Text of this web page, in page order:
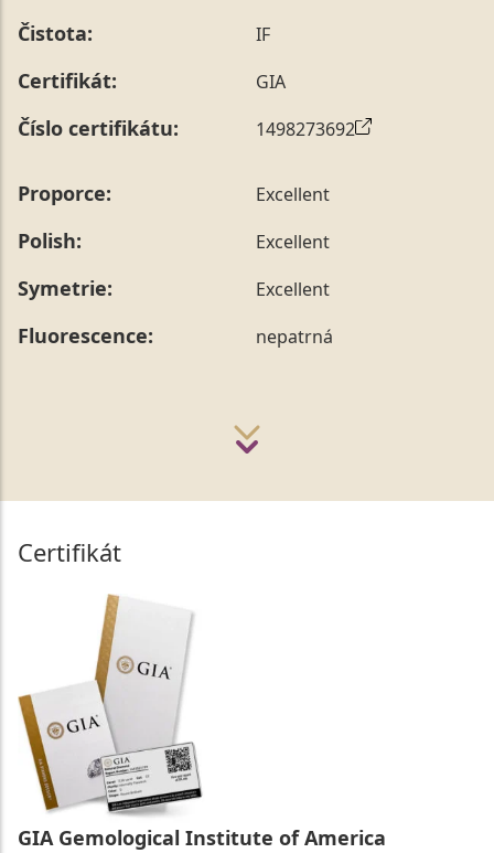
kontaktovat
Čistota: IF
Certifikát: GIA
Číslo certifikátu: 1498273692
Proporce: Excellent
Polish: Excellent
Symetrie: Excellent
Fluorescence: nepatrná
Certifikát
GIA Gemological Institute of America